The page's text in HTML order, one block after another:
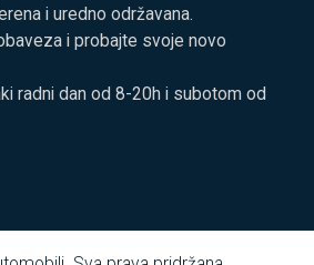
i uredno održavana.
i probajte svoje novo
radni dan od 8-20h i subotom od